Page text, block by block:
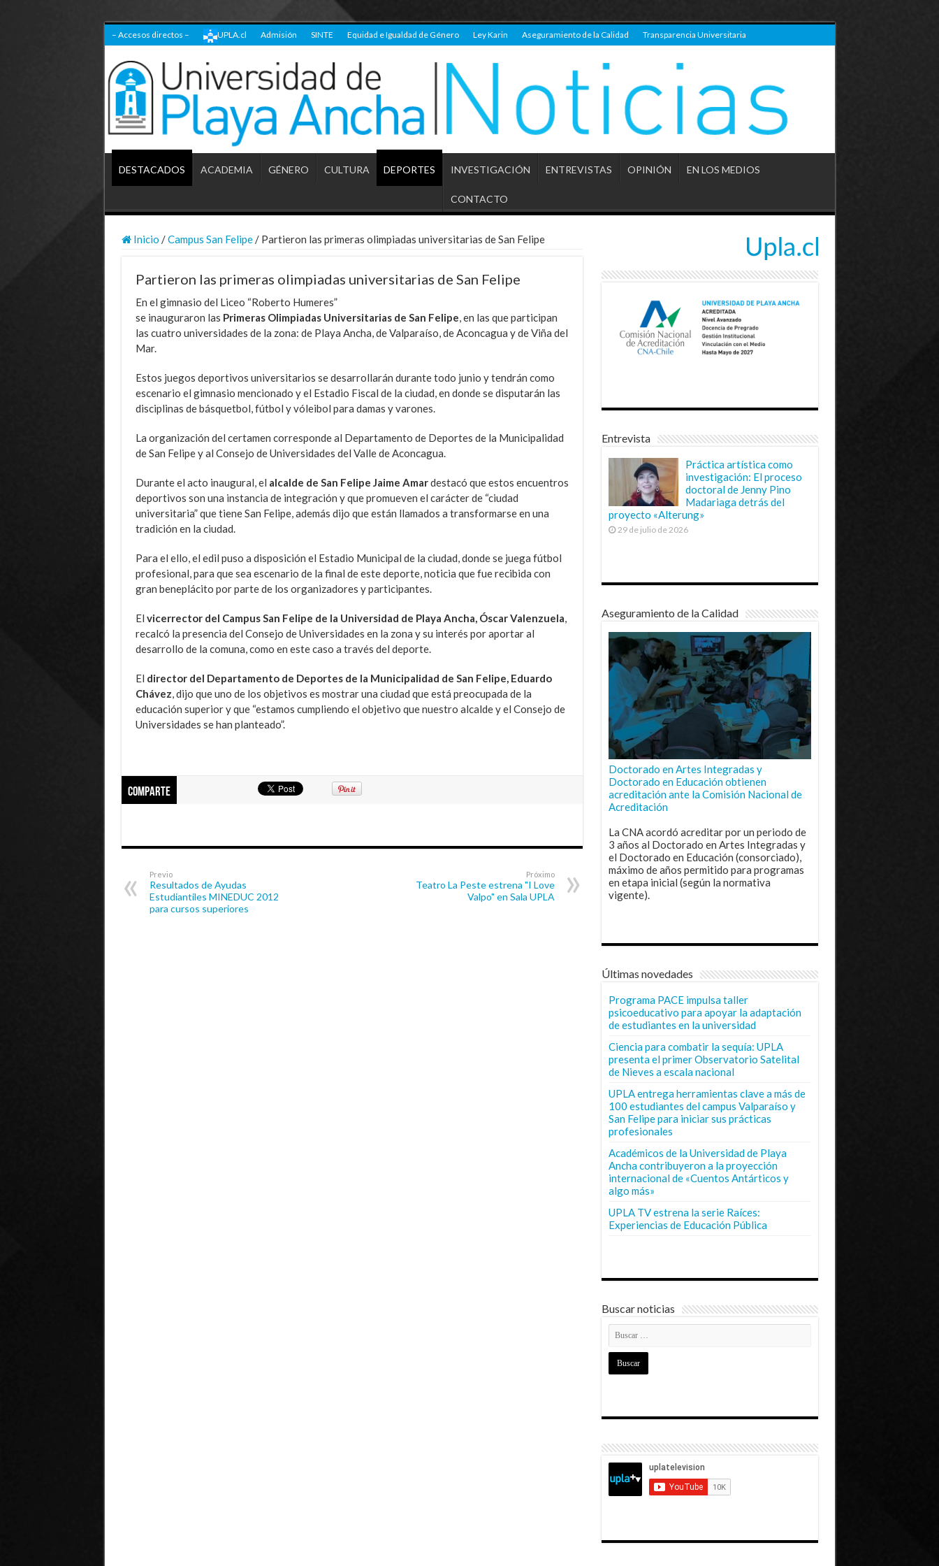
– Accesos directos – UPLA.cl Admisión SINTE Equidad e Igualdad de Género Ley Karin Aseguramiento de la Calidad Transparencia Universitaria
DESTACADOS ACADEMIA GÉNERO CULTURA DEPORTES INVESTIGACIÓN ENTREVISTAS OPINIÓN EN LOS MEDIOS
CONTACTO
Inicio /Campus San Felipe / Partieron las primeras olimpiadas universitarias de San Felipe
Partieron las primeras olimpiadas universitarias de San Felipe
En el gimnasio del Liceo “Roberto Humeres”
se inauguraron las Primeras Olimpiadas Universitarias de San Felipe , en las que participan
las cuatro universidades de la zona: de Playa Ancha, de Valparaíso, de Aconcagua y de Viña del
Mar.
Estos juegos deportivos universitarios se desarrollarán durante todo junio y tendrán como
escenario el gimnasio mencionado y el Estadio Fiscal de la ciudad, en donde se disputarán las
disciplinas de básquetbol, fútbol y vóleibol para damas y varones.
La organización del certamen corresponde al Departamento de Deportes de la Municipalidad
de San Felipe y al Consejo de Universidades del Valle de Aconcagua.
Durante el acto inaugural, el alcalde de San Felipe Jaime Amardestacó que estos encuentros
deportivos son una instancia de integración y que promueven el carácter de “ciudad
universitaria” que tiene San Felipe, además dijo que están llamados a transformarse en una
tradición en la ciudad.
Para el ello, el edil puso a disposición el Estadio Municipal de la ciudad, donde se juega fútbol
profesional, para que sea escenario de la final de este deporte, noticia que fue recibida con
gran beneplácito por parte de los organizadores y participantes.
El vicerrector del Campus San Felipe de la Universidad de Playa Ancha, Óscar Valenzuela
recalcó la presencia del Consejo de Universidades en la zona y su interés por aportar al
desarrollo de la comuna, como en este caso a través del deporte.
El director del Departamento de Deportes de la Municipalidad de San Felipe, Eduardo
Chávez , dijo que uno de los objetivos es mostrar una ciudad que está preocupada de la
educación superior y que “estamos cumpliendo el objetivo que nuestro alcalde y el Consejo de
Universidades se han planteado”.
Comparte
Previo
Resultados de Ayudas
Estudiantiles MINEDUC 2012
para cursos superiores
Próximo
Teatro La Peste estrena "I Love
Valpo" en Sala UPLA
Entrevista
Práctica artística como
investigación: El proceso
doctoral de Jenny Pino
Madariaga detrás del
proyecto «Alterung»
29 de julio de 2026
Aseguramiento de la Calidad
Doctorado en Artes Integradas y
Doctorado en Educación obtienen
acreditación ante la Comisión Nacional de
Acreditación
La CNA acordó acreditar por un periodo de
3 años al Doctorado en Artes Integradas y
el Doctorado en Educación (consorciado),
máximo de años permitido para programas
en etapa inicial (según la normativa
vigente).
Últimas novedades
Programa PACE impulsa taller
psicoeducativo para apoyar la adaptación
de estudiantes en la universidad
Ciencia para combatir la sequía: UPLA
presenta el primer Observatorio Satelital
de Nieves a escala nacional
UPLA entrega herramientas clave a más de
100 estudiantes del campus Valparaíso y
San Felipe para iniciar sus prácticas
profesionales
Académicos de la Universidad de Playa
Ancha contribuyeron a la proyección
internacional de «Cuentos Antárticos y
algo más»
UPLA TV estrena la serie Raíces:
Experiencias de Educación Pública
Buscar noticias